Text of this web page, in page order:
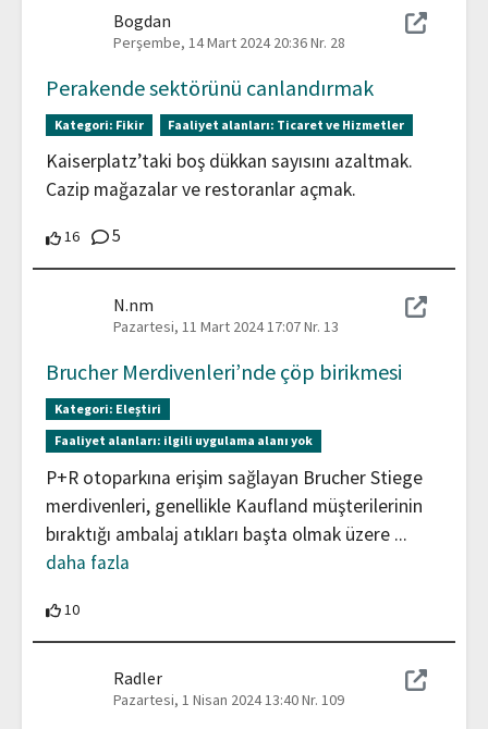
Bogdan
Perşembe, 14 Mart 2024 20:36Nr. 28
Perakende sektörünü canlandırmak
Kategori: Fikir Faaliyet alanları: Ticaret ve Hizmetler
Kaiserplatz’taki boş dükkan sayısını azaltmak.
Cazip mağazalar ve restoranlar açmak.
1616 Katılımcılar bu katkıyı destekliyor
5
N.nm
Pazartesi, 11 Mart 2024 17:07Nr. 13
Brucher Merdivenleri’nde çöp birikmesi
Kategori: Eleştiri
Faaliyet alanları: ilgili uygulama alanı yok
P+R otoparkına erişim sağlayan Brucher Stiege
merdivenleri, genellikle Kaufland müşterilerinin
bıraktığı ambalaj atıkları başta olmak üzere ...
daha fazla
1010 Katılımcılar bu katkıyı destekliyor
Radler
Pazartesi, 1 Nisan 2024 13:40Nr. 109